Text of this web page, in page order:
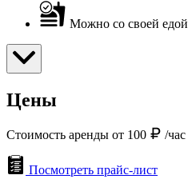
Можно со своей едой
Цены
Стоимость аренды от 100 /час
Посмотреть прайс-лист